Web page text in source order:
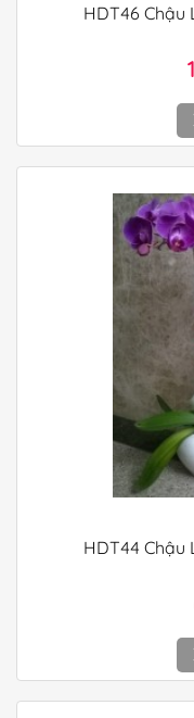
HDT46 Chậu
HDT44 Chậu